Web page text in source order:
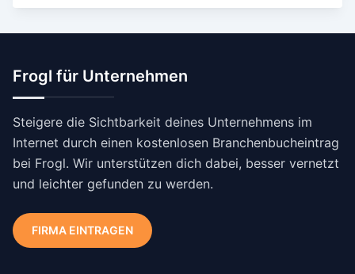
Frogl für Unternehmen
Steigere die Sichtbarkeit deines Unternehmens im
Internet durch einen kostenlosen Branchenbucheintrag
bei Frogl. Wir unterstützen dich dabei, besser vernetzt
und leichter gefunden zu werden.
FIRMA EINTRAGEN